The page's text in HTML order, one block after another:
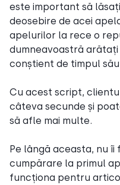
este important să
deosebire de acei
apelurilor la rece o
dumneavoastră
conștient de timpul
Cu acest script,
câteva secunde și
să afle mai multe.
Pe lângă aceasta, nu îi
cumpărare la primul
funcționa pentru